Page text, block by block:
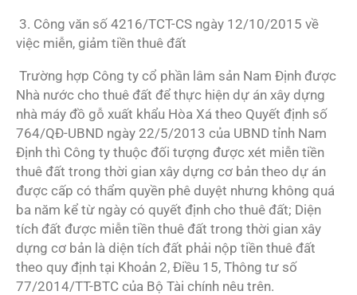
3. Công văn số 4216/TCT-CS ngày 12/10/2015 về
việc miễn, giảm tiền thuê đất
Trường hợp Công ty cổ phần lâm sản Nam Định được
Nhà nước cho thuê đất để thực hiện dự án xây dựng
nhà máy đồ gỗ xuất khẩu Hòa Xá theo Quyết định số
764/QĐ-UBND ngày 22/5/2013 của UBND tỉnh Nam
Định thì Công ty thuộc đối tượng được xét miễn tiền
thuê đất trong thời gian xây dựng cơ bản theo dự án
được cấp có thẩm quyền phê duyệt nhưng không quá
ba năm kể từ ngày có quyết định cho thuê đất; Diện
tích đất được miễn tiền thuê đất trong thời gian xây
dựng cơ bản là diện tích đất phải nộp tiền thuê đất
theo quy định tại Khoản 2, Điều 15, Thông tư số
77/2014/TT-BTC của Bộ Tài chính nêu trên.